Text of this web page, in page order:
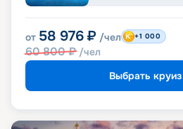
от 58 976 ₽ /чел
60 800₽ /чел
+1 000
Выбрать круиз